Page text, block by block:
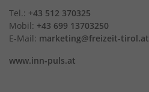
Tel.: +43 512 370325
Mobil: +43 699 13703250
E-Mail: marketing@freizeit-tirol.at
www.inn-puls.at